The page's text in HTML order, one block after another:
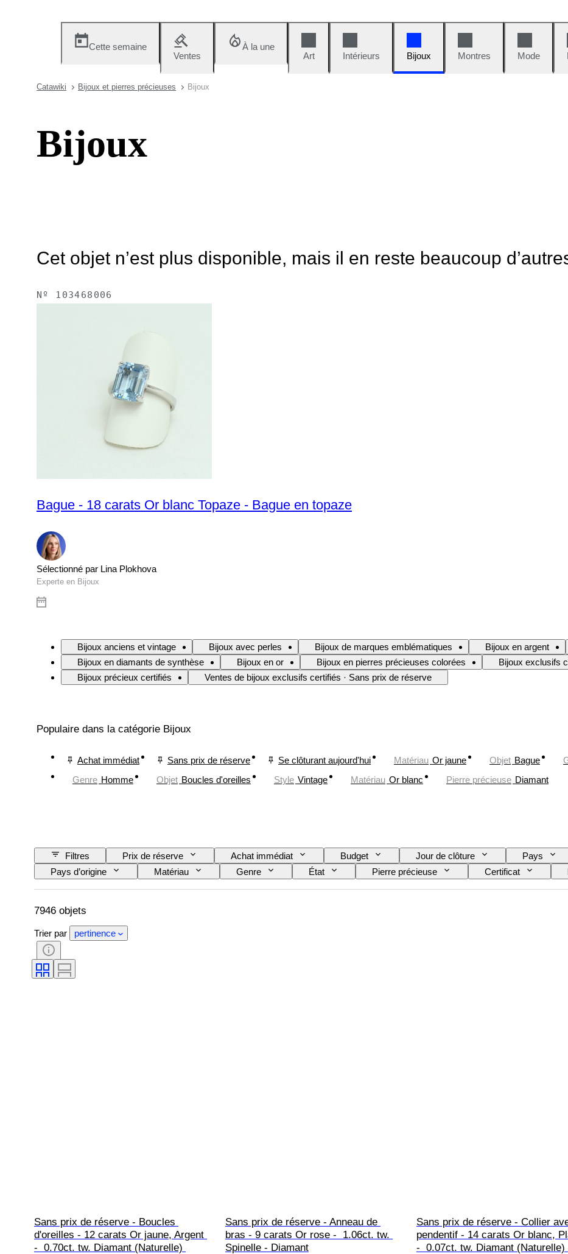
Cette semaine
Ventes
À la une
Art
Intérieurs Bijoux Montres Mode
Catawiki Bijoux et pierres précieuses Bijoux
Bijoux
Cet objet n’est plus disponible, mais il en reste beaucoup
Nº 103468006
Bague - 18 carats Or blanc Topaze - Bague en topaze
Sélectionné par Lina Plokhova
Experte en Bijoux
Bijoux anciens et vintage Bijoux avec perles Bijoux de marques emblématiques Bijoux en argent
Bijoux en diamants de synthèse
Bijoux en or Bijoux en pierres précieuses colorées Bijoux exclusifs
Bijoux précieux certifiés
Ventes de bijoux exclusifs certifiés · Sans prix de réserve
Populaire dans la catégorie Bijoux
Achat immédiat Sans prix de réserve Se clôturant aujourd'hui Matériau Or jaune Objet Bague
Genre Homme Objet Boucles d'oreilles Style Vintage Matériau Or blanc Pierre précieuse Diamant
Filtres Prix de réserve Achat immédiat Budget Jour de clôture Pays
Pays d’origine
Matériau Genre État Pierre précieuse Certificat
Clarté
Degré de couleur Couleur exacte Taille de l’article Transparence des pierres
7946 objets
Trier par pertinence
Sans prix de réserve - Boucles
d'oreilles - 12 carats Or jaune, Argent
-  0.70ct. tw. Diamant (Naturelle)
Sans prix de réserve - Anneau de
bras - 9 carats Or rose -  1.06ct. tw.
Spinelle - Diamant
Sans prix de réserve - Collier
pendentif - 14 carats Or blanc,
-  0.07ct. tw. Diamant (Naturelle)